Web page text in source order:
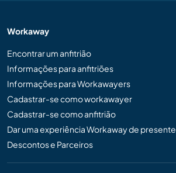
Workaway
Encontrar um anfitrião
Informações para anfitriões
Informações para Workawayers
Cadastrar-se como workawayer
Cadastrar-se como anfitrião
Dar uma experiência Workaway de presente
Descontos e Parceiros